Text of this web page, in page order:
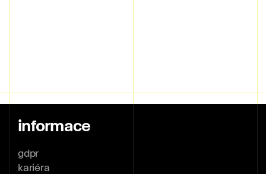
informace
gdpr
kariéra